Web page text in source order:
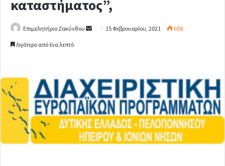
καταστήματος”,
Επιμελητήριο Ζακύνθου
n
e
m
a
i
15 Φεβρουαρίου, 2021 608
Λιγότερο από ένα λεπτό